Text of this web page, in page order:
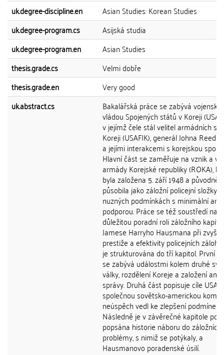
uk.degree-discipline.en
Asian Studies: Korean Studies
uk.degree-program.cs
Asijská studia
uk.degree-program.en
Asian Studies
thesis.grade.cs
Velmi dobře
thesis.grade.en
Very good
uk.abstract.cs
Bakalářská práce se zabývá
vládou Spojených států v Koreji
v jejímž čele stál velitel armádních sil
Koreji (USAFIK), generál Johna Reed
a jejími interakcemi s korejskou
Hlavní část se zaměřuje na vznik a
armády Korejské republiky (ROKA),
byla založena 5. září 1948 a původně
působila jako záložní policejní složky v
nuzných podmínkách s minimální
podporou. Práce se též soustředí na
důležitou poradní roli záložního
Jamese Harryho Hausmana při
prestiže a efektivity policejních záloh.
je strukturována do tří kapitol. První
se zabývá událostmi kolem druhé
války, rozdělení Koreje a založení
správy. Druhá část popisuje cíle USA a
společnou sovětsko-americkou
neúspěch vedl ke zlepšení podmínek
Následně je v závěrečné kapitole
popsána historie náboru do záložních
problémy, s nimiž se potýkaly, a
Hausmanovo poradenské úsilí.